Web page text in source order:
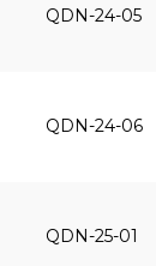
QDN-24-05
QDN-24-06
QDN-25-01